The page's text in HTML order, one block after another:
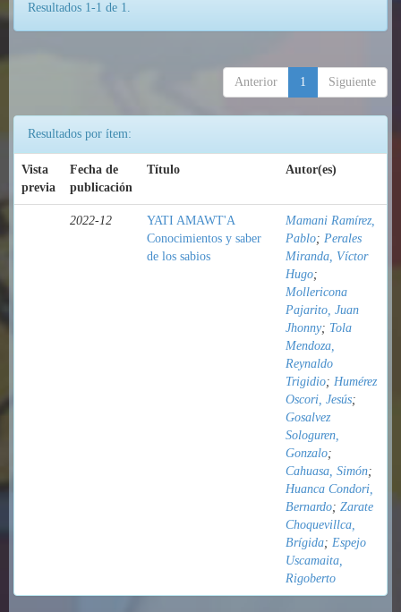
Resultados 1-1 de 1.
Anterior 1 Siguiente
Resultados por ítem:
Vista
previa
Fecha de
publicación
Título Autor(es)
2022-12
YATI AMAWT'A
Conocimientos y saber
de los sabios
Mamani Ramírez,
Pablo; Perales
Miranda, Víctor
Hugo;
Mollericona
Pajarito, Juan
Jhonny; Tola
Mendoza,
Reynaldo
Trigidio; Humérez
Oscori, Jesús;
Gosalvez
Sologuren,
Gonzalo;
Cahuasa, Simón;
Huanca Condori,
Bernardo; Zarate
Choquevillca,
Brígida; Espejo
Uscamaita,
Rigoberto